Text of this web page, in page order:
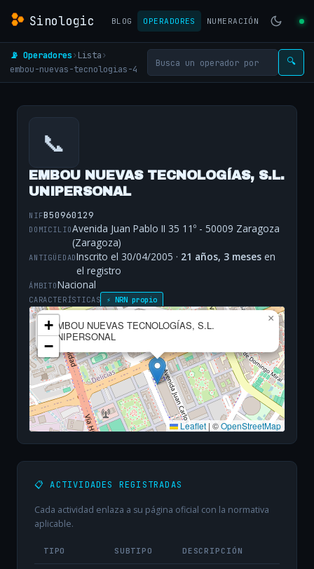
Sinologic BLOG OPERADORES NUMERACIÓN
📡 Operadores› Lista›
embou-nuevas-tecnologias-4
🔍
📞
EMBOU NUEVAS TECNOLOGÍAS, S.L.
UNIPERSONAL
NIFB50960129
DOMICILIOAvenida Juan Pablo II 35 11º - 50009 Zaragoza
(Zaragoza)
ANTIGÜEDADInscrito el 30/04/2005 · 21 años, 3 meses en
el registro
ÁMBITONacional
CARACTERÍSTICAS ⚡ NRN propio
EMBOU NUEVAS TECNOLOGÍAS, S.L.
UNIPERSONAL
×
+
−
Leaflet | ©OpenStreetMap
📋 ACTIVIDADES REGISTRADAS
Cada actividad enlaza a su página oficial con la normativa
aplicable.
TIPO SUBTIPO DESCRIPCIÓN